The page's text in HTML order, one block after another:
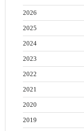
2026
2025
2024
2023
2022
2021
2020
2019